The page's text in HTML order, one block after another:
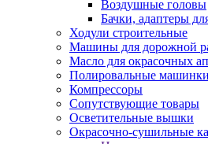
Воздушные головы
Бачки, адаптеры
Ходули строительные
Машины для дорожной
Масло для окрасочных
Полировальные машинки
Компрессоры
Сопутствующие товары
Осветительные вышки
Окрасочно-сушильные